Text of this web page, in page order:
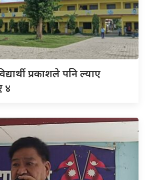
प्रकाशले पनि ल्याए
४